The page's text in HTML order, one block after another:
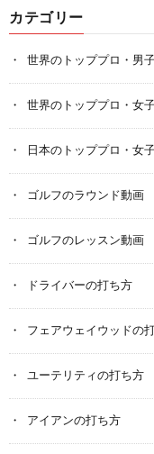
カテゴリー
世界のトッププロ・男
世界のトッププロ・女
日本のトッププロ・女
ゴルフのラウンド動画
ゴルフのレッスン動画
ドライバーの打ち方
フェアウェイウッドの
ユーテリティの打ち方
アイアンの打ち方